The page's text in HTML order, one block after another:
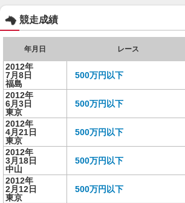
競走成績
年月日 レース
2012年
7月8日
福島
500万円以下
2012年
6月3日
東京
500万円以下
2012年
4月21日
東京
500万円以下
2012年
3月18日
中山
500万円以下
2012年
2月12日
東京
500万円以下